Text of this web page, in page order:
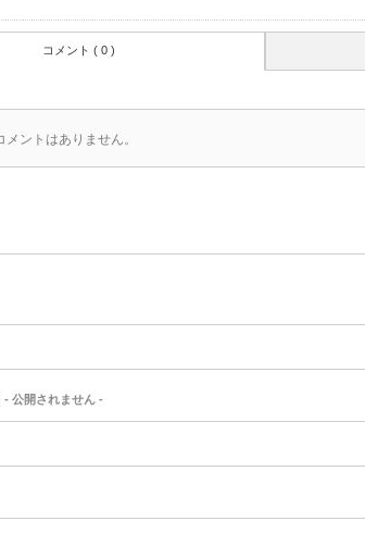
コメント ( 0 )
ントはありません。
- 公開されません -